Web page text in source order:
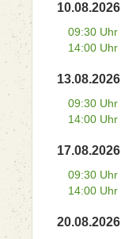
10.08.2026
09:30 Uhr
14:00 Uhr
13.08.2026
09:30 Uhr
14:00 Uhr
17.08.2026
09:30 Uhr
14:00 Uhr
20.08.2026